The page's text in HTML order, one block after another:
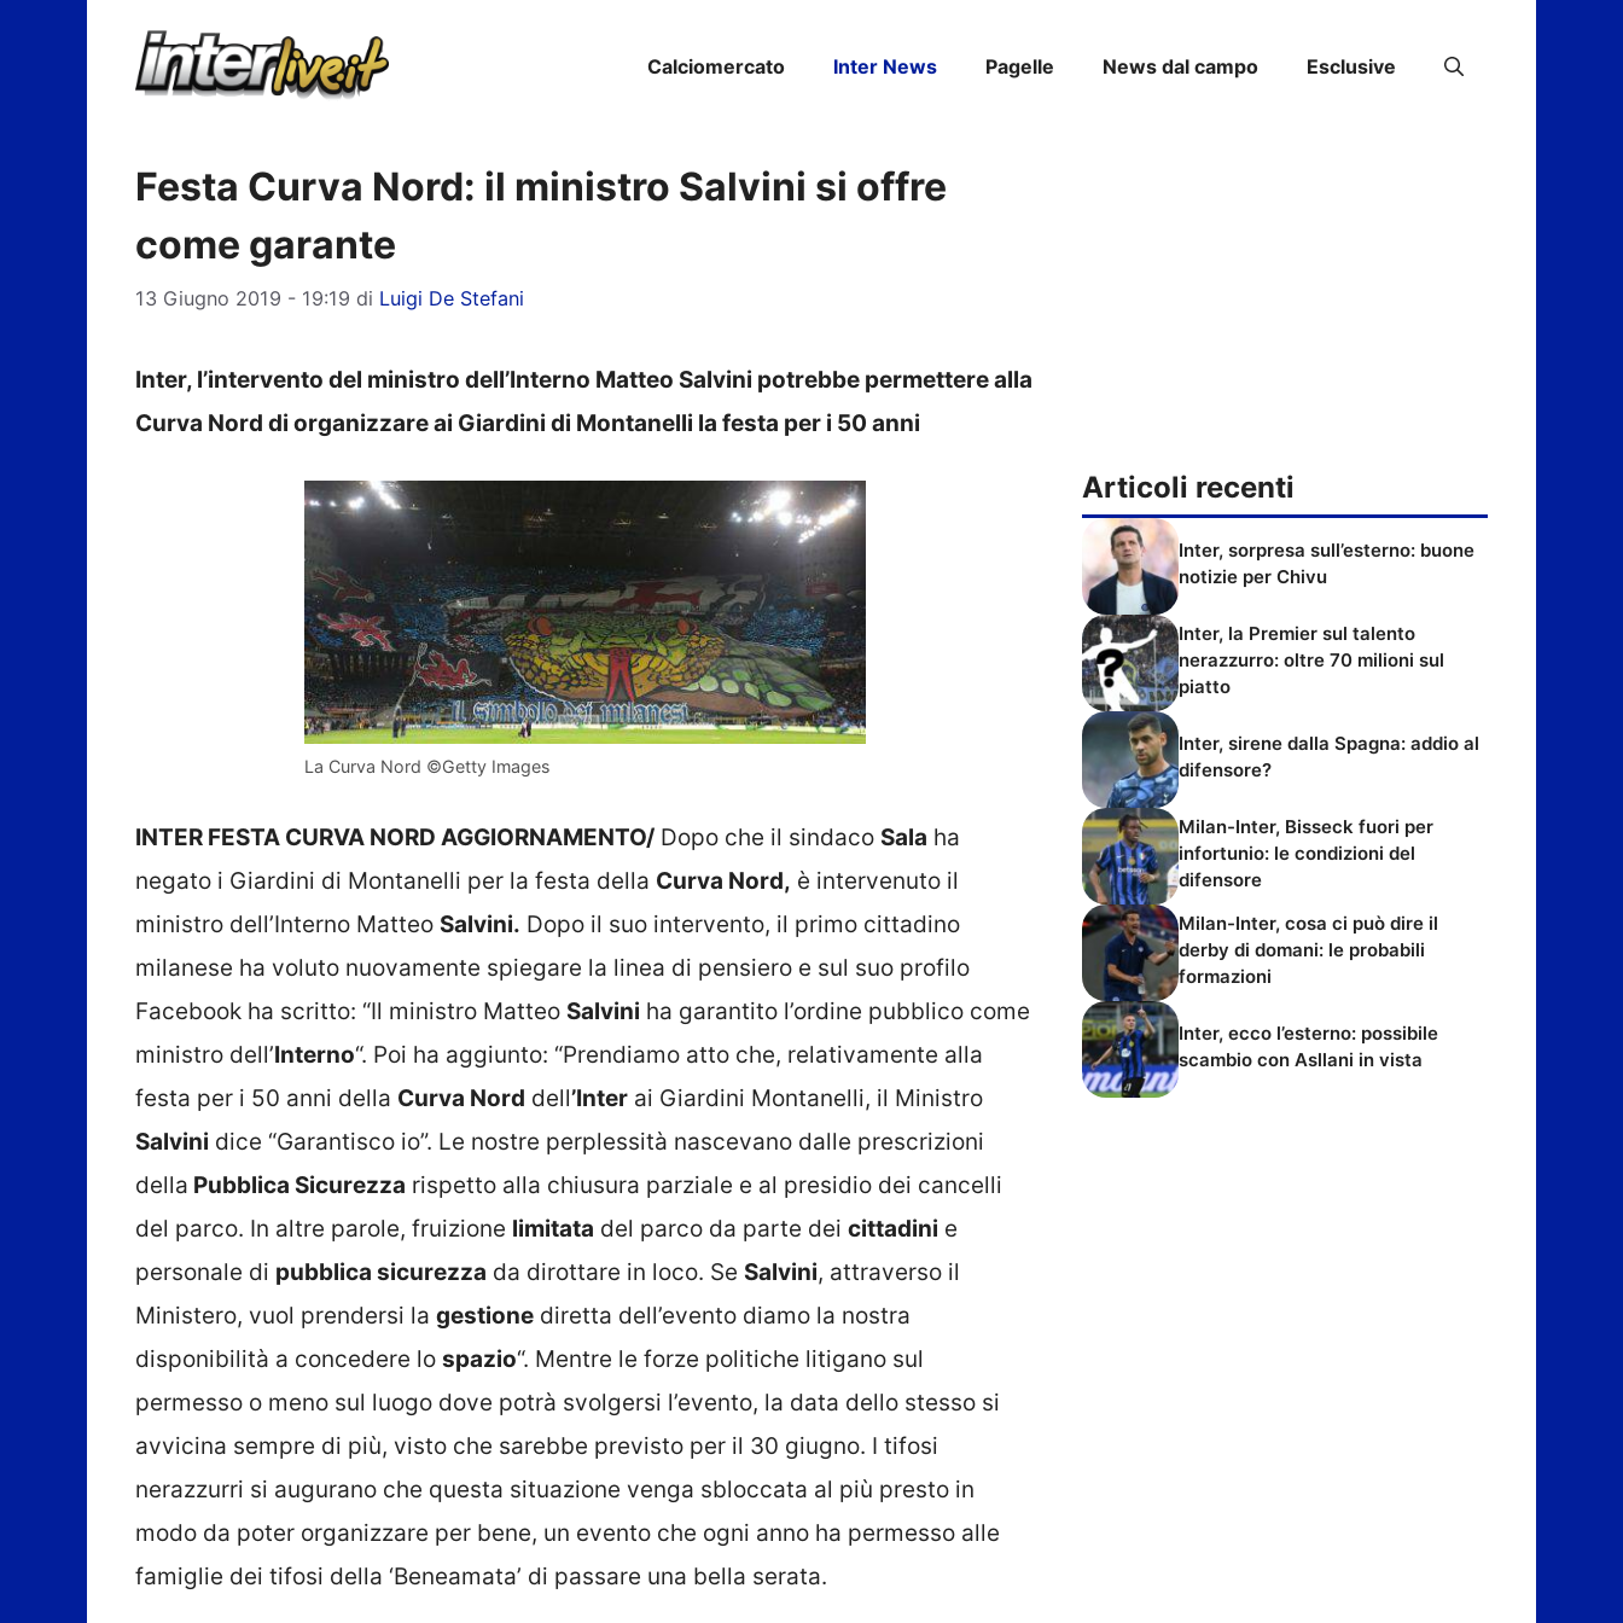
Calciomercato Inter News Pagelle News dal campo Esclusive
Festa Curva Nord: il ministro Salvini si offre
come garante
13 Giugno 2019 - 19:19 di Luigi De Stefani
Inter, l’intervento del ministro dell’Interno Matteo Salvini potrebbe permettere alla
Curva Nord di organizzare ai Giardini di Montanelli la festa per i 50 anni
La Curva Nord ©Getty Images
INTER FESTA CURVA NORD AGGIORNAMENTO/ Dopo che il sindaco Sala ha
negato i Giardini di Montanelli per la festa della Curva Nord, è intervenuto il
ministro dell’Interno Matteo Salvini. Dopo il suo intervento, il primo cittadino
milanese ha voluto nuovamente spiegare la linea di pensiero e sul suo profilo
Facebook ha scritto: “Il ministro Matteo Salvini ha garantito l’ordine pubblico come
ministro dell’Interno“. Poi ha aggiunto: “Prendiamo atto che, relativamente alla
festa per i 50 anni della Curva Nord dell’Inter ai Giardini Montanelli, il Ministro
Salvini dice “Garantisco io”. Le nostre perplessità nascevano dalle prescrizioni
della Pubblica Sicurezza rispetto alla chiusura parziale e al presidio dei cancelli
del parco. In altre parole, fruizione limitata del parco da parte dei cittadini e
personale di pubblica sicurezza da dirottare in loco. Se Salvini, attraverso il
Ministero, vuol prendersi la gestione diretta dell’evento diamo la nostra
disponibilità a concedere lo spazio“. Mentre le forze politiche litigano sul
permesso o meno sul luogo dove potrà svolgersi l’evento, la data dello stesso si
avvicina sempre di più, visto che sarebbe previsto per il 30 giugno. I tifosi
nerazzurri si augurano che questa situazione venga sbloccata al più presto in
modo da poter organizzare per bene, un evento che ogni anno ha permesso alle
famiglie dei tifosi della ‘Beneamata’ di passare una bella serata.
Articoli recenti
Inter, sorpresa sull’esterno: buone
notizie per Chivu
Inter, la Premier sul talento
nerazzurro: oltre 70 milioni sul
piatto
Inter, sirene dalla Spagna: addio al
difensore?
Milan-Inter, Bisseck fuori per
infortunio: le condizioni del
difensore
Milan-Inter, cosa ci può dire il
derby di domani: le probabili
formazioni
Inter, ecco l’esterno: possibile
scambio con Asllani in vista